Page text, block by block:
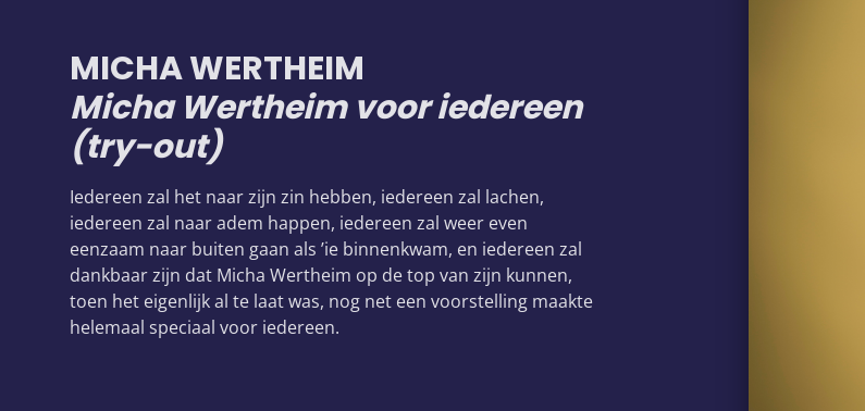
MICHA WERTHEIM
Micha Wertheim voor iedereen
(try-out)
Iedereen zal het naar zijn zin hebben, iedereen zal lachen,
iedereen zal naar adem happen, iedereen zal weer even
eenzaam naar buiten gaan als ’ie binnenkwam, en iedereen zal
dankbaar zijn dat Micha Wertheim op de top van zijn kunnen,
toen het eigenlijk al te laat was, nog net een voorstelling maakte
helemaal speciaal voor iedereen.